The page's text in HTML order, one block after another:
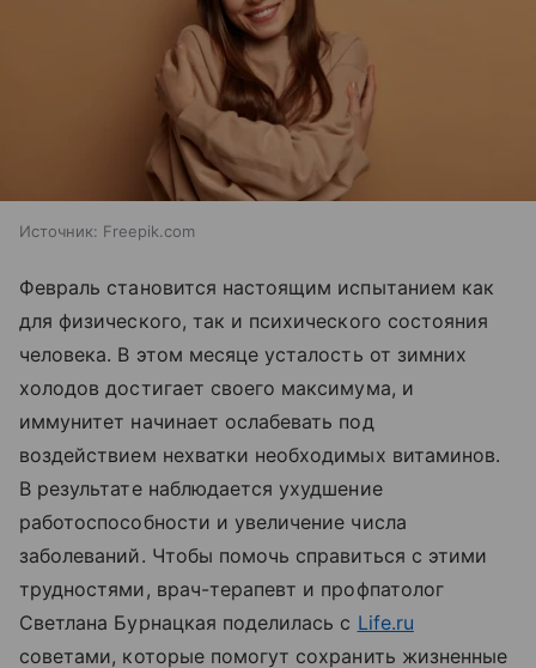
Источник: Freepik.com
Февраль становится настоящим испытанием как
для физического, так и психического состояния
человека. В этом месяце усталость от зимних
холодов достигает своего максимума, и
иммунитет начинает ослабевать под
воздействием нехватки необходимых витаминов.
В результате наблюдается ухудшение
работоспособности и увеличение числа
заболеваний. Чтобы помочь справиться с этими
трудностями, врач-терапевт и профпатолог
Светлана Бурнацкая поделилась с Life.ru
советами, которые помогут сохранить жизненные